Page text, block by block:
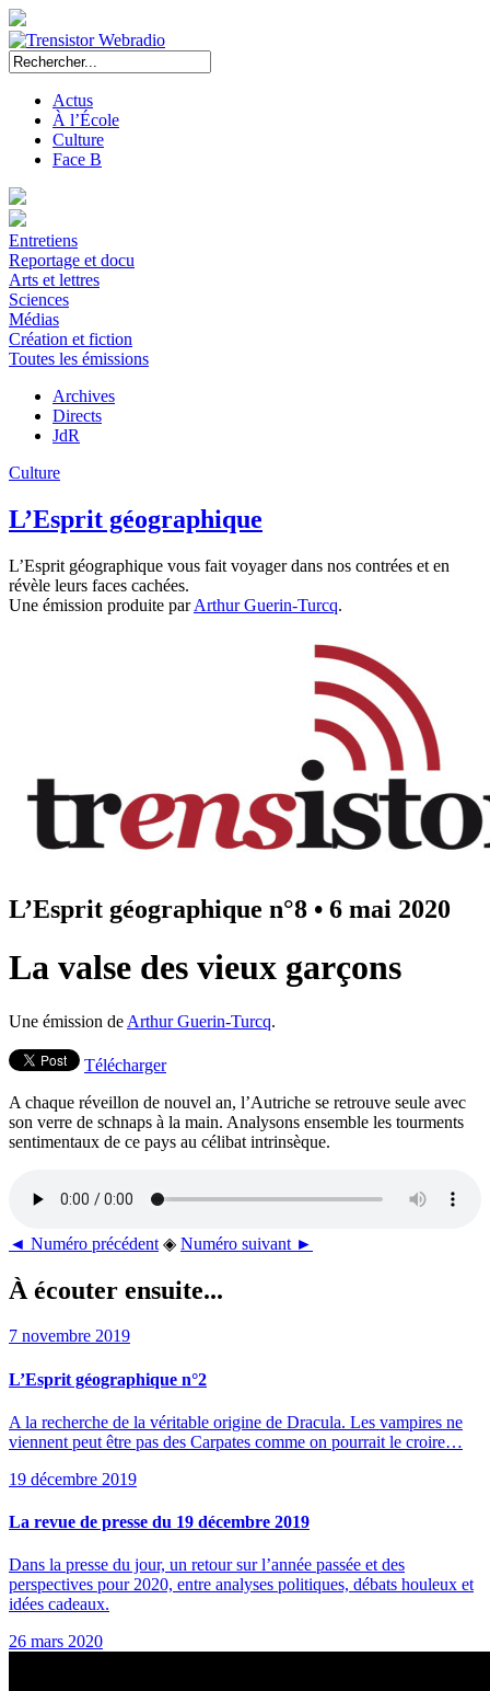
Actus
À l’École
Culture
Face B
Entretiens
Reportage et docu
Arts et lettres
Sciences
Médias
Création et fiction
Toutes les émissions
Archives
Directs
JdR
Culture
L’Esprit géographique
L’Esprit géographique vous fait voyager dans nos contrées et en
révèle leurs faces cachées.
Une émission produite parArthur Guerin-Turcq.
L’Esprit géographique n°8 • 6 mai 2020
La valse des vieux garçons
Une émission de Arthur Guerin-Turcq.
Télécharger
A chaque réveillon de nouvel an, l’Autriche se retrouve seule avec
son verre de schnaps à la main. Analysons ensemble les tourments
sentimentaux de ce pays au célibat intrinsèque.
◄ Numéro précédent ◈ Numéro suivant ►
À écouter ensuite...
7 novembre 2019
L’Esprit géographique n°2
A la recherche de la véritable origine de Dracula. Les vampires ne
viennent peut être pas des Carpates comme on pourrait le croire…
19 décembre 2019
La revue de presse du 19 décembre 2019
Dans la presse du jour, un retour sur l’année passée et des
perspectives pour 2020, entre analyses politiques, débats houleux et
idées cadeaux.
26 mars 2020